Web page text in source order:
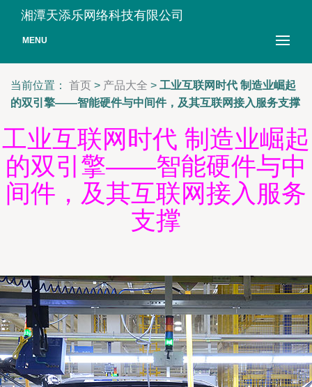
湘潭天添乐网络科技有限公司
MENU
当前位置： 首页 > 产品大全 > 工业互联网时代 制造业崛起
的双引擎——智能硬件与中间件，及其互联网接入服务支撑
工业互联网时代 制造业崛起
的双引擎——智能硬件与中
间件，及其互联网接入服务
支撑